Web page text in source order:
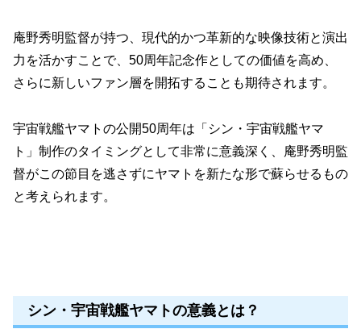
庵野秀明監督が持つ、現代的かつ革新的な映像技術と演出
力を活かすことで、50周年記念作としての価値を高め、
さらに新しいファン層を開拓することも期待されます。
宇宙戦艦ヤマトの公開50周年は「シン・宇宙戦艦ヤマ
ト」制作のタイミングとして非常に意義深く、庵野秀明監
督がこの節目を逃さずにヤマトを新たな形で蘇らせるもの
と考えられます。
シン・宇宙戦艦ヤマトの意義とは？